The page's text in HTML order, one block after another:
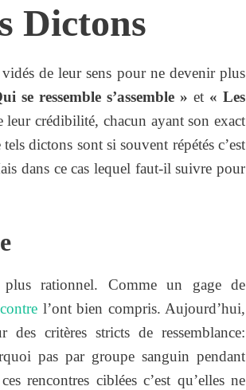
Dictons
de leur sens pour ne devenir plus
se ressemble s’assemble » et « Les
leur crédibilité, chacun ayant son exact
dictons sont si souvent répétés c’est
dans ce cas lequel faut-il suivre pour
rationnel. Comme un gage de
l’ont bien compris. Aujourd’hui,
critères stricts de ressemblance:
pas par groupe sanguin pendant
rencontres ciblées c’est qu’elles ne